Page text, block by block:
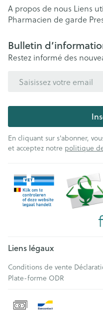
A propos de nous Liens
Pharmacien de garde
Bulletin
Restez informé des
En cliquant sur s'abonner,
et acceptez notre politique
Liens légaux
Conditions de vente
Plate-forme ODR